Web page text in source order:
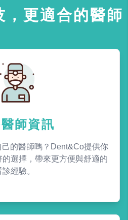
，更適合的醫師
師資訊
的醫師嗎？Dent&Co提供你
選擇，帶來更方便與舒適的
診經驗。